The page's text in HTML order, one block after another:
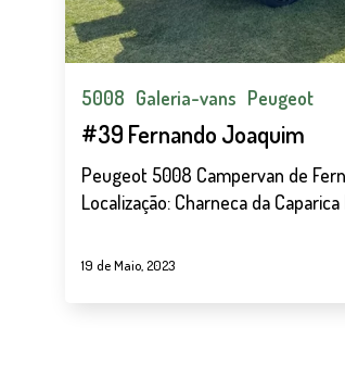
5008 Galeria-vans Peugeot
#39 Fernando Joaquim
Peugeot 5008 Campervan de
Localização: Charneca da
19 de Maio, 2023